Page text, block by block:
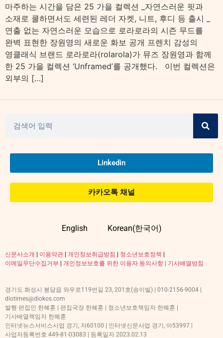
마주하는 시간을 담은 25 가을 컬렉션 _자연스러운 핏과
소재로 쿨하면서도 세련된 레더 자켓, 니트, 후디 등 출시 _
연출 없는 자연스러운 모습으로 로라로라의 시즌 무드를
완벽 표현한 장원영의 새로운 화보 공개 프렌치 감성의
영클래식 브랜드 로라로라(rolarola)가 뮤즈 장원영과 함께
한 25 가을 컬렉션 ‘Unframed’를 공개했다. 이번 컬렉션은
외부의 […]
Linkedin
카카오톡 채널
English Korean(한국어)
신문사소개 이용약관 개인정보취급방침 청소년보호정책
이메일무단수집거부
개인정보보호를 위한 이용자 동의사항 | 기사배열방침
경기도 화성시 봉담읍 와우로119번길 23, 201호(송이빌) | 010-2156-9004 |
diotimes@diokos.com
발행·편집인 한혜훈 | 편집국장 한혜훈 | 청소년보호책임자 한혜훈 |
기사배열책임자 한혜훈
인터넷뉴스서비스사업 경기, 자60100 | 인터넷신문사업 경기, 아53997 |
사업자등록번호 449-81-03083 | 등록일자 2023.02.13